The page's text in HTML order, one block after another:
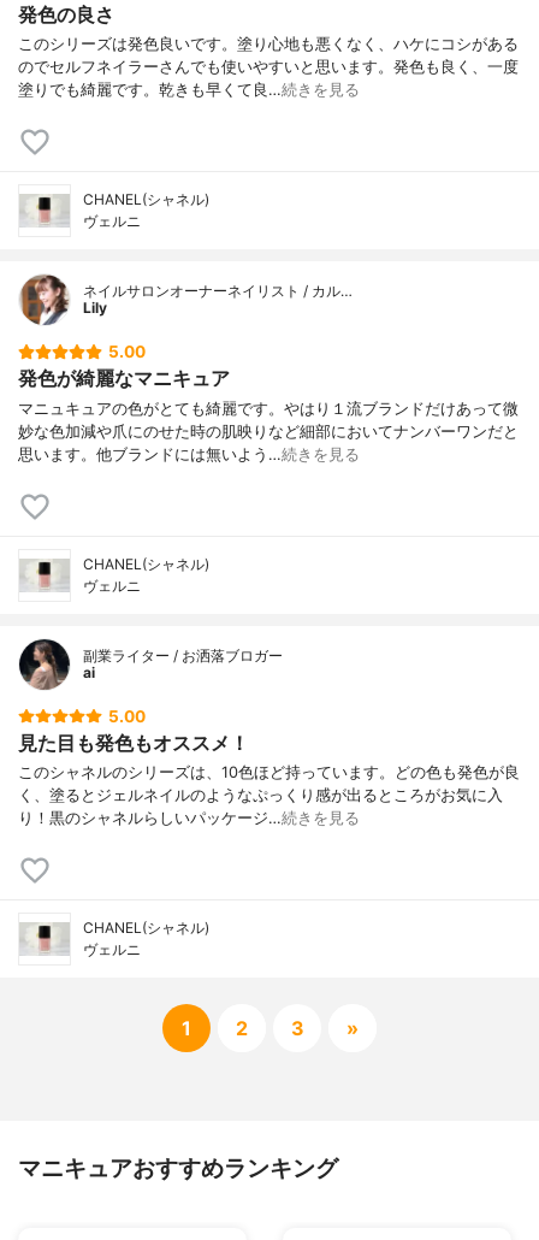
発色の良さ
このシリーズは発色良いです。塗り心地も悪くなく、ハケにコシがある
のでセルフネイラーさんでも使いやすいと思います。発色も良く、一度
塗りでも綺麗です。乾きも早くて良…続きを見る
CHANEL(シャネル)
ヴェルニ
ネイルサロンオーナーネイリスト / カル…
Lily
5.00
発色が綺麗なマニキュア
マニュキュアの色がとても綺麗です。やはり１流ブランドだけあって微
妙な色加減や爪にのせた時の肌映りなど細部においてナンバーワンだと
思います。他ブランドには無いよう…続きを見る
CHANEL(シャネル)
ヴェルニ
副業ライター / お洒落ブロガー
ai
5.00
見た目も発色もオススメ！
このシャネルのシリーズは、10色ほど持っています。どの色も発色が良
く、塗るとジェルネイルのようなぷっくり感が出るところがお気に入
り！黒のシャネルらしいパッケージ…続きを見る
CHANEL(シャネル)
ヴェルニ
1 2 3 »
マニキュアおすすめランキング